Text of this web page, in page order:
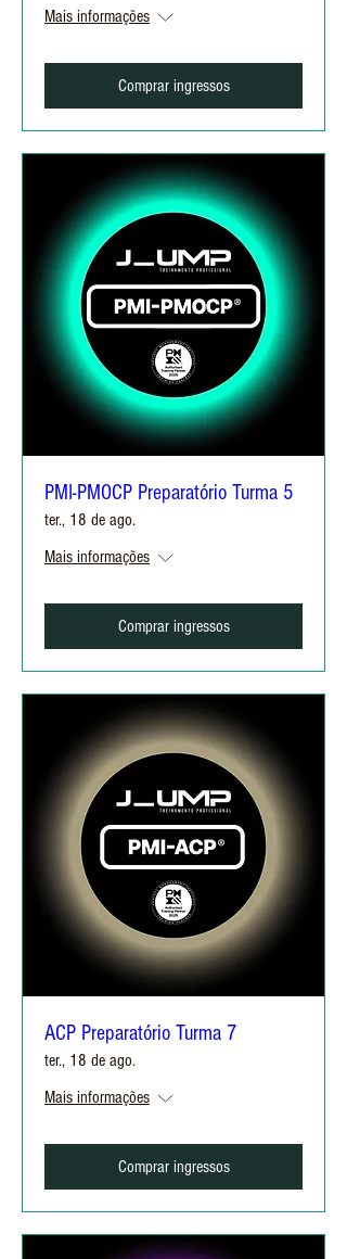
Mais informações
Comprar ingressos
PMI-PMOCP Preparatório Turma 5
ter., 18 de ago.
Mais informações
Comprar ingressos
ACP Preparatório Turma 7
ter., 18 de ago.
Mais informações
Comprar ingressos